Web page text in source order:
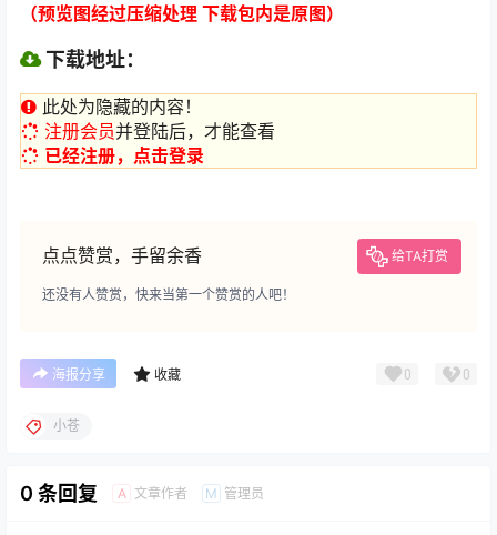
（预览图经过压缩处理 下载包内是原图）
下载地址：
此处为隐藏的内容！
注册会员并登陆后，才能查看
已经注册，点击登录
点点赞赏，手留余香 给TA打赏
还没有人赞赏，快来当第一个赞赏的人吧！
海报分享 收藏 0 0
小苍
0 条回复 A 文章作者 M 管理员